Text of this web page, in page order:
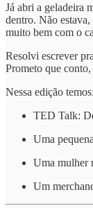
Já abri a geladeira
dentro. Não
muito bem com o
Resolvi escrever
Prometo que
Nessa edição temos:
TED Talk:
Uma
Uma mulher
Um